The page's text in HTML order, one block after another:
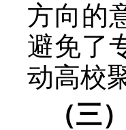
方向的
避免了
动高校
（三